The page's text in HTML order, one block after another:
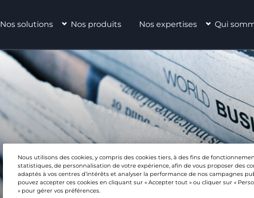
Nos solutions Nos produits Nos expertises Qui
Nous utilisons des cookies, y compris des cookies tiers, à des fins de
statistiques, de personnalisation de votre expérience, afin de vous proposer des
adaptés à vos centres d’intérêts et analyser la performance de nos campagnes
pouvez accepter ces cookies en cliquant sur « Accepter tout » ou cliquer sur «
» pour gérer vos préférences.